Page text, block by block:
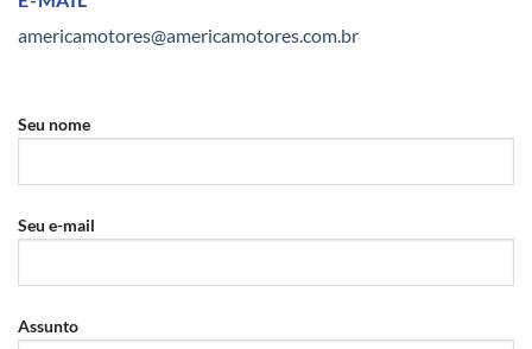
americamotores@americamotores.com.br
Seu nome
Seu e-mail
Assunto